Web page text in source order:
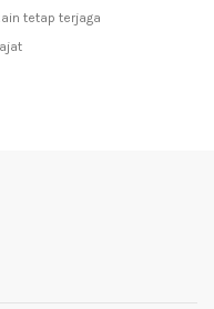
tetap terjaga